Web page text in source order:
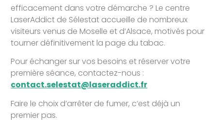
efficacement dans votre démarche ? Le centre
LaserAddict de Sélestat accueille de nombreux
visiteurs venus de Moselle et d’Alsace, motivés pour
tourner définitivement la page du tabac.
Pour échanger sur vos besoins et réserver votre
première séance, contactez-nous :
contact.selestat@laseraddict.fr
Faire le choix d’arrêter de fumer, c’est déjà un
premier pas.